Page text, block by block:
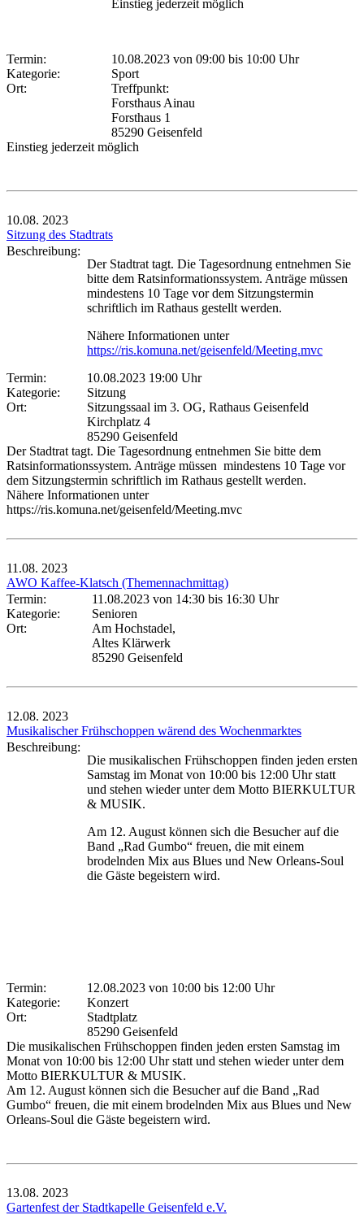
Einstieg jederzeit möglich
Termin: 10.08.2023 von 09:00 bis 10:00 Uhr
Kategorie:
Sport
Ort:
Treffpunkt:
Forsthaus Ainau
Forsthaus 1
85290 Geisenfeld
Einstieg jederzeit möglich
10.08. 2023
Sitzung des Stadtrats
Beschreibung:
Der Stadtrat tagt. Die Tagesordnung entnehmen Sie
bitte dem Ratsinformationssystem. Anträge müssen
mindestens 10 Tage vor dem Sitzungstermin
schriftlich im Rathaus gestellt werden.
Nähere Informationen unter
https://ris.komuna.net/geisenfeld/Meeting.mvc
Termin:
10.08.2023 19:00 Uhr
Kategorie:
Sitzung
Ort:
Sitzungssaal im 3. OG, Rathaus Geisenfeld
Kirchplatz 4
85290 Geisenfeld
Der Stadtrat tagt. Die Tagesordnung entnehmen Sie bitte dem
Ratsinformationssystem. Anträge müssen mindestens 10 Tage vor
dem Sitzungstermin schriftlich im Rathaus gestellt werden.
Nähere Informationen unter
https://ris.komuna.net/geisenfeld/Meeting.mvc
11.08. 2023
AWO Kaffee-Klatsch (Themennachmittag)
Termin:
11.08.2023 von 14:30 bis 16:30 Uhr
Kategorie:
Senioren
Ort:
Am Hochstadel,
Altes Klärwerk
85290 Geisenfeld
12.08. 2023
Musikalischer Frühschoppen wärend des Wochenmarktes
Beschreibung:
Die musikalischen Frühschoppen finden jeden ersten
Samstag im Monat von 10:00 bis 12:00 Uhr statt
und stehen wieder unter dem Motto BIERKULTUR
& MUSIK.
Am 12. August können sich die Besucher auf die
Band „Rad Gumbo“ freuen, die mit einem
brodelnden Mix aus Blues und New Orleans-Soul
die Gäste begeistern wird.
Termin: 12.08.2023 von 10:00 bis 12:00 Uhr
Kategorie:
Konzert
Ort:
Stadtplatz
85290 Geisenfeld
Die musikalischen Frühschoppen finden jeden ersten Samstag im
Monat von 10:00 bis 12:00 Uhr statt und stehen wieder unter dem
Motto BIERKULTUR & MUSIK.
Am 12. August können sich die Besucher auf die Band „Rad
Gumbo“ freuen, die mit einem brodelnden Mix aus Blues und New
Orleans-Soul die Gäste begeistern wird.
13.08. 2023
Gartenfest der Stadtkapelle Geisenfeld e.V.